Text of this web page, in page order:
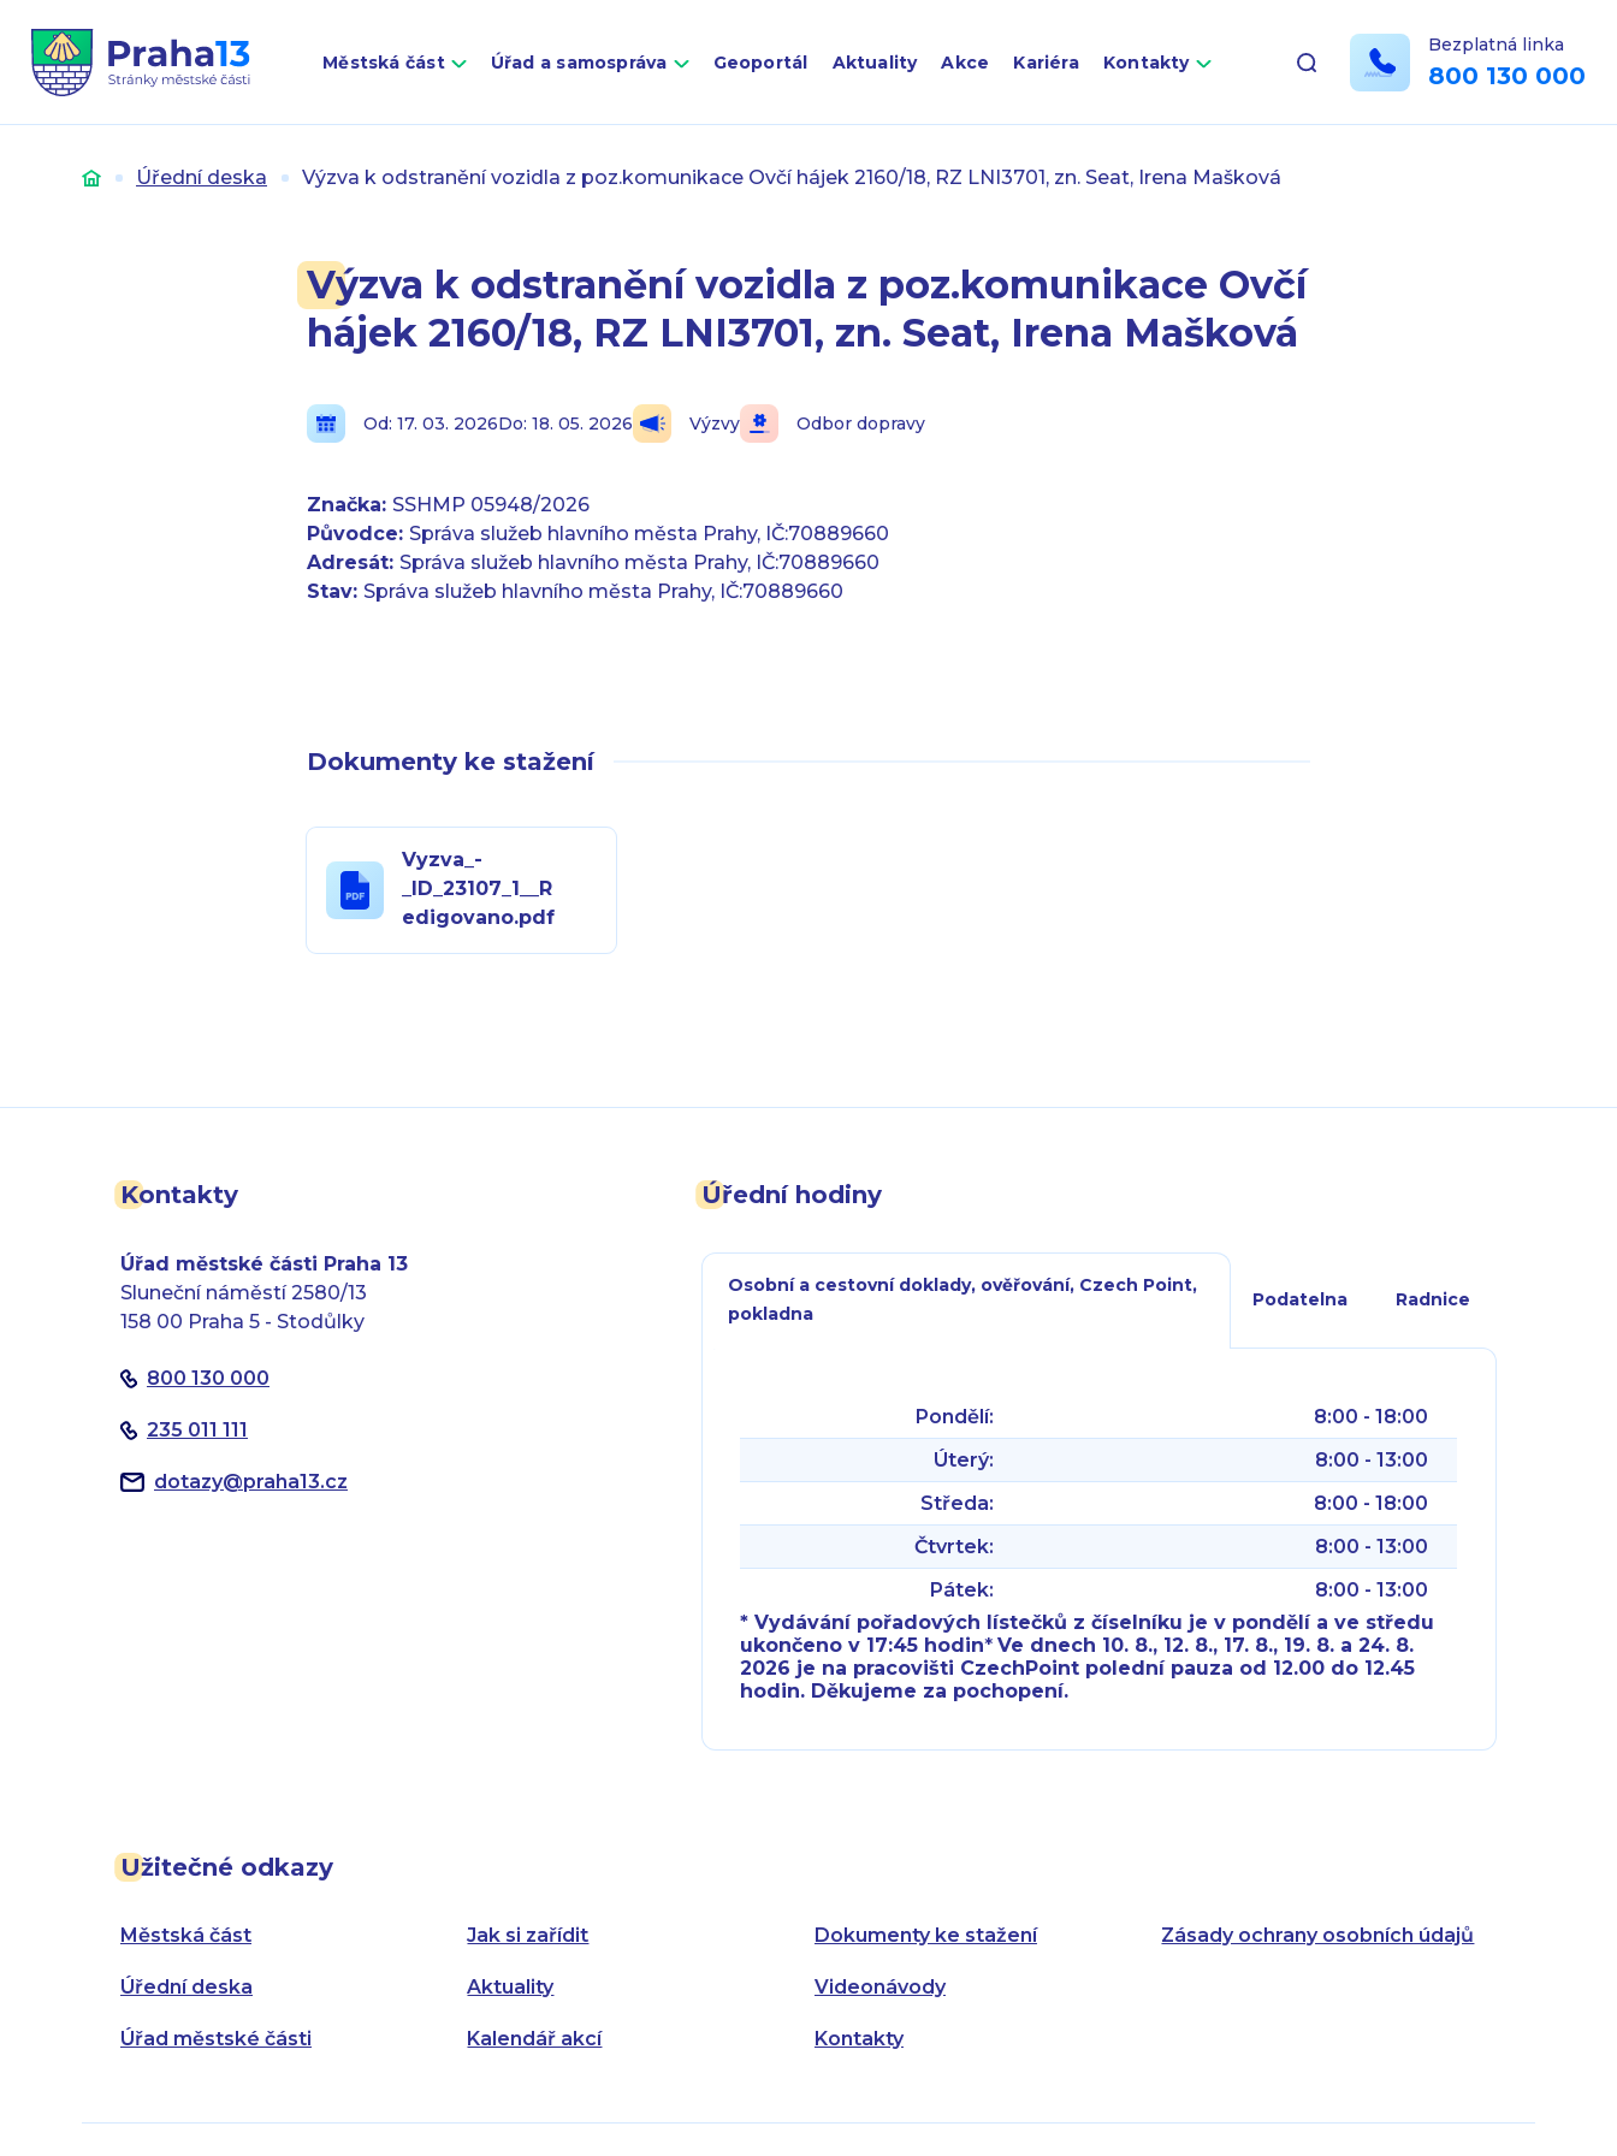
Městská část Úřad a samospráva Geoportál Aktuality Akce Kariéra Kontakty
Bezplatná linka
800 130 000
Úvod Úřední deska Výzva k odstranění vozidla z poz.komunikace Ovčí hájek 2160/18, RZ LNI3701, zn. Seat, Irena Mašková
Výzva k odstranění vozidla z poz.komunikace Ovčí
hájek 2160/18, RZ LNI3701, zn. Seat, Irena Mašková
Od: 17. 03. 2026Do: 18. 05. 2026 Výzvy Odbor dopravy
Značka: SSHMP 05948/2026
Původce: Správa služeb hlavního města Prahy, IČ:70889660
Adresát: Správa služeb hlavního města Prahy, IČ:70889660
Stav: Správa služeb hlavního města Prahy, IČ:70889660
Dokumenty ke stažení
Vyzva_-
_ID_23107_1__R
edigovano.pdf
Kontakty
Úřad městské části Praha 13
Sluneční náměstí 2580/13
158 00 Praha 5 - Stodůlky
800 130 000
235 011 111
dotazy@praha13.cz
Užitečné odkazy
Městská část
Úřední deska
Úřad městské části
Jak si zařídit
Aktuality
Kalendář akcí
Dokumenty ke stažení
Videonávody
Kontakty
Zásady ochrany osobních údajů
Úřední hodiny
Osobní a cestovní doklady, ověřování, Czech Point,
pokladna
Podatelna Radnice
Pondělí:
8:00 - 18:00
Úterý:
8:00 - 13:00
Středa:
8:00 - 18:00
Čtvrtek:
8:00 - 13:00
Pátek:
8:00 - 13:00
* Vydávání pořadových lístečků z číselníku je v pondělí a ve středu
ukončeno v 17:45 hodin*Ve dnech 10. 8., 12. 8., 17. 8., 19. 8. a 24. 8.
2026 je na pracovišti CzechPoint polední pauza od 12.00 do 12.45
hodin. Děkujeme za pochopení.
Pátek:
8:00 - 14:30